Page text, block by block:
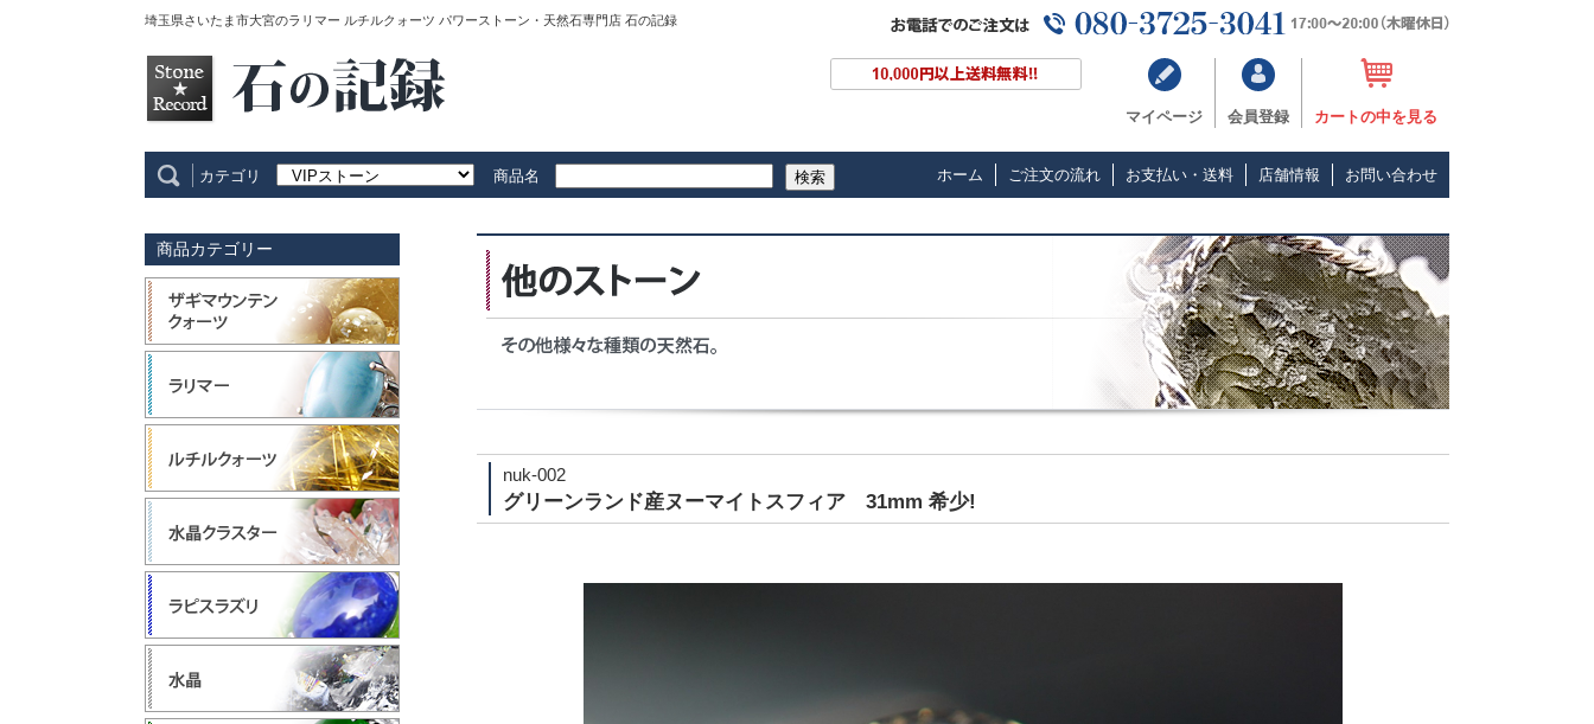
埼玉県さいたま市大宮のラリマー ルチルクォーツ パワーストーン・天然石専門店 石の記録
マイページ 会員登録 カートの中を見る
カテゴリ 商品名 検索 ホーム ご注文の流れ お支払い・送料 店舗情報 お問い合わせ
nuk-002
グリーンランド産ヌーマイトスフィア 31mm 希少!
商品カテゴリー